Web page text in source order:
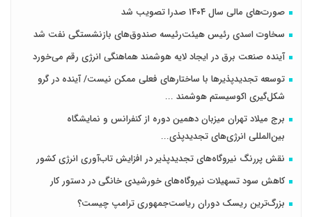
صورت‌های مالی سال ۱۴۰۴ صدرا تصویب شد
سخاوت اسدی رئیس هیئت‌رئیسه صندوق‌های بازنشستگی نفت شد
آینده صنعت برق در ایجاد لایه هوشمند هماهنگی انرژی رقم می‌خورد
توسعه تجدیدپذیرها با ساختارهای فعلی ممکن نیست/ آینده در گرو
شکل‌گیری اکوسیستم هوشمند ...
برج میلاد تهران میزبان دهمین دوره از کنفرانس و نمایشگاه
بین‌المللی انرژی‌های تجدیدپذی...
نقش پررنگ نیروگاه‌های تجدیدپذیر در افزایش تاب‌آوری انرژی کشور
کاهش سود تسهیلات نیروگاه‌های خورشیدی خانگی در دستور کار
بزرگ‌ترین ریسک دوران ریاست‌جمهوری ترامپ چیست؟